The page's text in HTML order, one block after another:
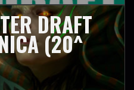
DRAFT
(20^